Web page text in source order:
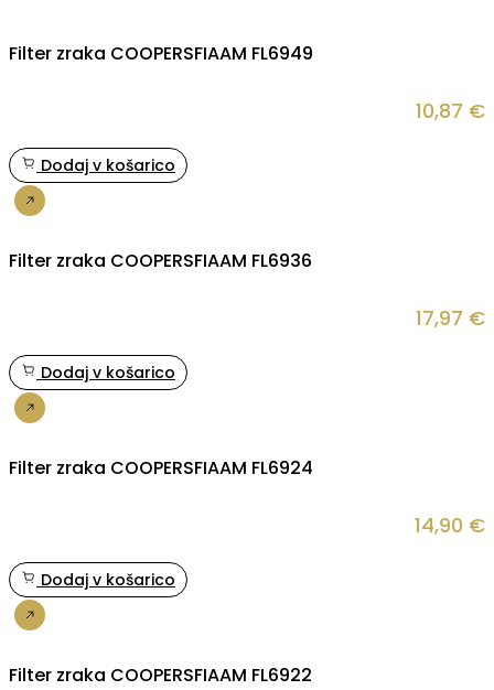
Filter zraka COOPERSFIAAM FL6949
10,87 €
Dodaj v košarico
Filter zraka COOPERSFIAAM FL6936
17,97 €
Dodaj v košarico
Filter zraka COOPERSFIAAM FL6924
14,90 €
Dodaj v košarico
Filter zraka COOPERSFIAAM FL6922